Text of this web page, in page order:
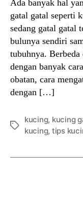
Ada banyak hal
gatal gatal seperti
sedang gatal gatal
bulunya sendiri
tubuhnya.
dengan banyak
obatan, cara
dengan […]
Tags
kucing, kucing
kucing, tips